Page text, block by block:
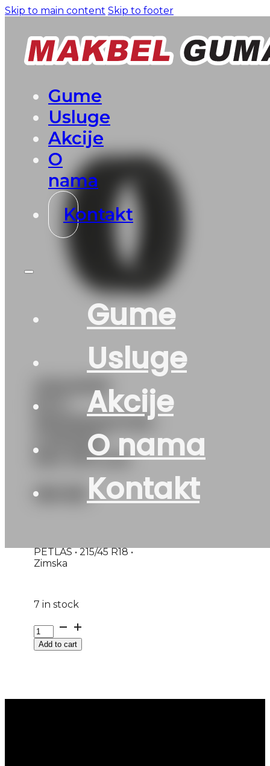
Skip to main content Skip to footer
Gume
Usluge
Akcije
O
nama
Kontakt
Gume
Usluge
Akcije
O nama
Kontakt
215/45R18
M+S
SNOWMASTER-
2-SPORT
93V PETLAS
180
PETLAS • 215/45 R18 •
Zimska
7 in stock
215/45R18
M+S
SNOWMASTER-
Add to cart